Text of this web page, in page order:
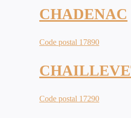
CHADENAC
Code postal 17890
Code postal 17290